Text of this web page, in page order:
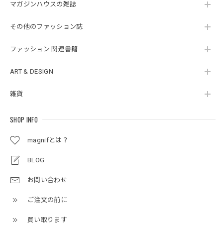
マガジンハウスの雑誌
その他のファッション誌
ファッション 関連書籍
ART & DESIGN
雑貨
SHOP INFO
magnifとは？
BLOG
お問い合わせ
ご注文の前に
買い取ります